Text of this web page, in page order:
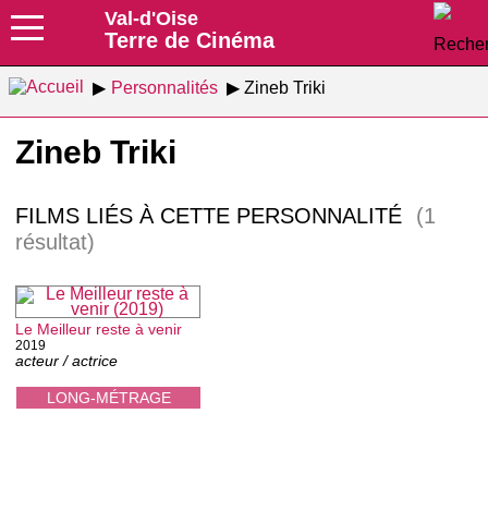
Val-d'Oise
Terre de Cinéma
Personnalités Zineb Triki
Zineb Triki
FILMS LIÉS À CETTE PERSONNALITÉ
(1
résultat)
LONG-MÉTRAGE
Le Meilleur reste à venir
2019
acteur / actrice